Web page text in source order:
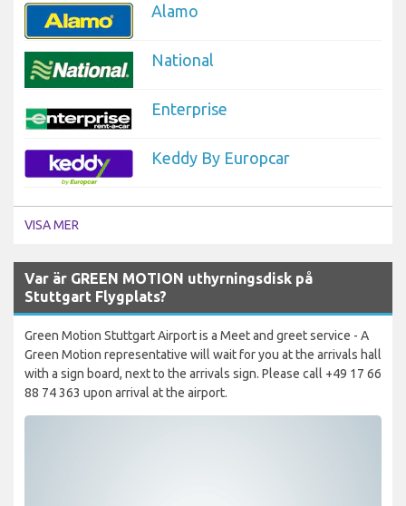
Alamo
National
Enterprise
Keddy By Europcar
VISA MER
Var är GREEN MOTION uthyrningsdisk på
Stuttgart Flygplats?
Green Motion Stuttgart Airport is a Meet and greet service - A
Green Motion representative will wait for you at the arrivals hall
with a sign board, next to the arrivals sign. Please call +49 17 66
88 74 363 upon arrival at the airport.